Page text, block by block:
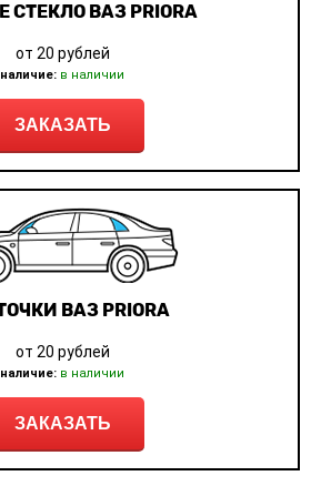
СТЕКЛО ВАЗ PRIORA
от 20 рублей
наличие: в наличии
ЗАКАЗАТЬ
ВАЗ PRIORA
от 20 рублей
наличие: в наличии
ЗАКАЗАТЬ